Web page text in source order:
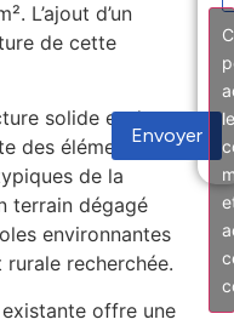
L’ajout d’un
de cette
solide et de
des éléments
de la
terrain dégagé
environnantes
recherchée.
offre une
Envoyer